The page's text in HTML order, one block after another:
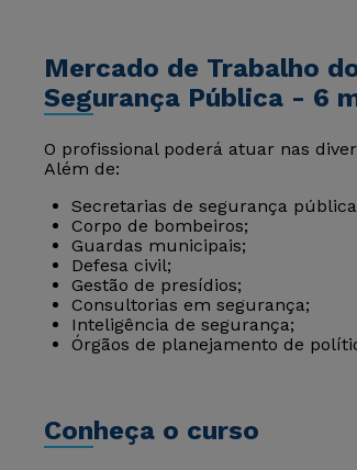
Mercado de Trabalho
Segurança Pública - 6
O profissional poderá atuar nas
Além de:
Secretarias de segurança
Corpo de bombeiros;
Guardas municipais;
Defesa civil;
Gestão de presídios;
Consultorias em segurança;
Inteligência de segurança;
Órgãos de planejamento de
Conheça o curso